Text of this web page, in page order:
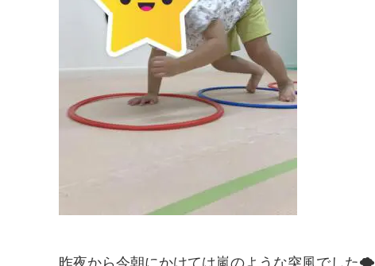
昨夜から今朝にかけては嵐のような突風でした🌪